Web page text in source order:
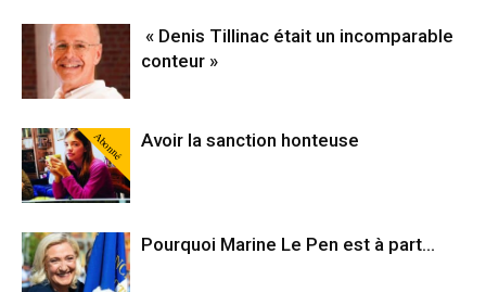
« Denis Tillinac était un incomparable
conteur »
Abonné Avoir la sanction honteuse
Pourquoi Marine Le Pen est à part…